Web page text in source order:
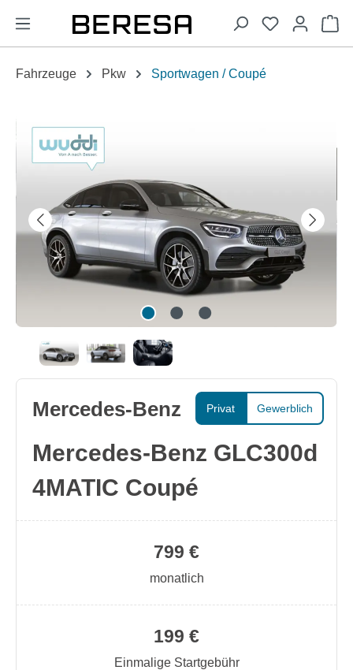
springen
Fahrzeuge Pkw Sportwagen / Coupé
Bildergalerie überspringen
Privat Gewerblich
Mercedes-Benz
Mercedes-Benz GLC300d
4MATIC Coupé
199 €
Einmalige Startgebühr
799 €
monatlich